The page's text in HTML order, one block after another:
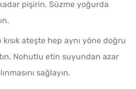
pişirin. Süzme yoğurda
kısık ateşte hep aynı yöne doğru
Nohutlu etin suyundan azar
sağlayın.